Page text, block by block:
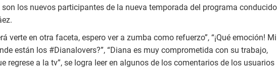
son los nuevos participantes de la nueva temporada del programa conducido
verte en otra faceta, espero ver a zumba como refuerzo”, “¡Qué emoción! Mi
están los #Dianalovers?”, “Diana es muy comprometida con su trabajo,
regrese a la tv”, se logra leer en algunos de los comentarios de los usuarios